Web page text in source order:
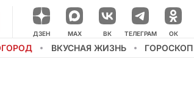
ДЗЕН НАШ КАНАЛ В МЕССЕНДЖЕРЕ
MAX ВК ТЕЛЕГРАМ ОК
ВКУСНАЯ ЖИЗНЬ ГОРОСКОП